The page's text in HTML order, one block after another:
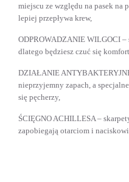
miejscu ze względu na pasek na
lepiej przepływa krew,
ODPROWADZANIE WILGOCI –
dlatego będziesz czuć się
DZIAŁANIE
nieprzyjemny zapach, a
się pęcherzy,
ŚCIĘGNO ACHILLESA –
zapobiegają otarciom i